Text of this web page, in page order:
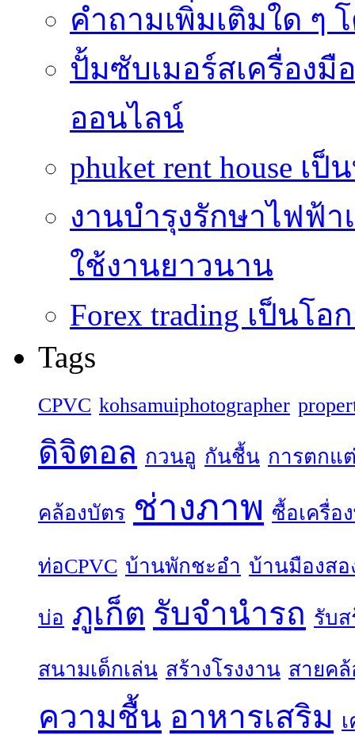
คำถามเพิ่มเติมใด ๆ
ปั้มซับเมอร์สเครื่อง
ออนไลน์
phuket rent house เ
งานบำรุงรักษาไฟฟ้
ใช้งานยาวนาน
Forex trading เป็นโ
Tags
CPVC kohsamuiphotographer
ดิจิตอล กวนอู กันชื้น การตกแ
คล้องบัตร ช่างภาพ ซื้อเครื่อ
ท่อCPVC บ้านพักชะอำ บ้านมืองสอ
บ่อ ภูเก็ต รับจำนำรถ รับส
สนามเด็กเล่น สร้างโรงงาน สายคล้
ความชื้น อาหารเสริม